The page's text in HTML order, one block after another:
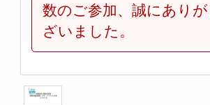
数のご参加、誠にあり
ざいました。